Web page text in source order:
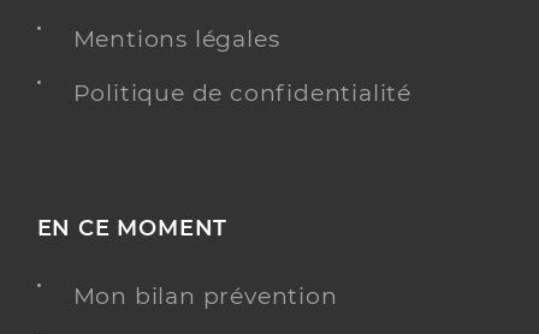
Mentions légales
Politique de confidentialité
EN CE MOMENT
Mon bilan prévention